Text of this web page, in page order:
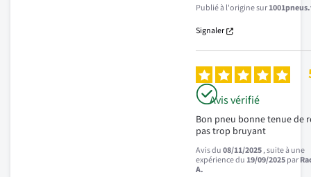
Publié à l'origine sur
Signaler
Avis vérifié
Bon pneu bonne tenue de
pas trop bruyant
Avis du08/11/2025, suite à une
expérience du19/09/2025par
A.